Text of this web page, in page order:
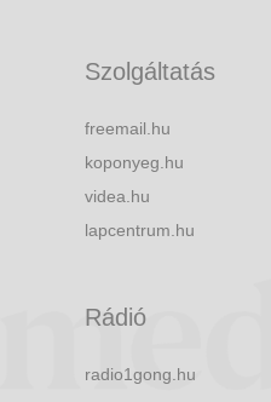
Szolgáltatás
freemail.hu
koponyeg.hu
videa.hu
lapcentrum.hu
Rádió
radio1gong.hu